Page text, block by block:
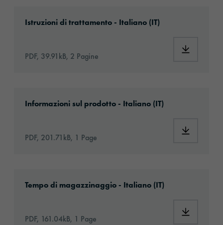
Istruzioni di trattamento - Italiano (IT)
PDF, 39.91kB, 2 Pagine
Informazioni sul prodotto - Italiano (IT)
PDF, 201.71kB, 1 Page
Tempo di magazzinaggio - Italiano (IT)
PDF, 161.04kB, 1 Page